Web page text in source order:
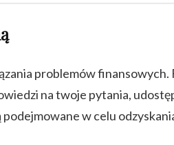
problemów finansowych.
na twoje pytania,
w celu